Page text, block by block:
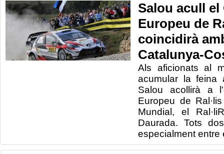
Salou acull
Europeu de
coincidirà
Catalunya-
Als aficionats al
acumular la feina
Salou acollirà a
Europeu de
Mundial, el
Daurada. Tots
especialment entre